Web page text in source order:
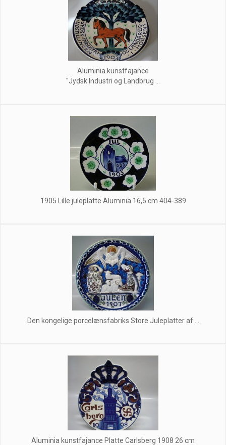
Aluminia kunstfajance
"Jydsk Industri og Landbrug ...
1905 Lille juleplatte Aluminia 16,5 cm 404-389
Den kongelige porcelænsfabriks Store Juleplatter af ...
Aluminia kunstfajance Platte Carlsberg 1908 26 cm